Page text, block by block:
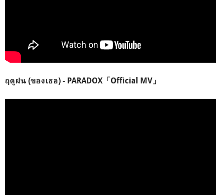
ฤดูฝน (ของเธอ) - PARADOX「Official MV」